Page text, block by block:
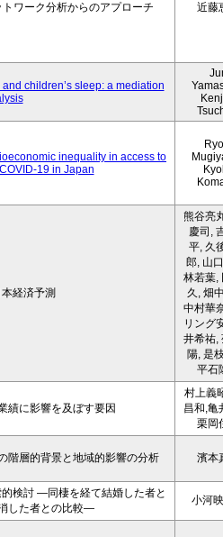
ワーク分析からのアプローチ 近藤
children’s sleep: a mediation
inequality in access to
19 in Japan
経済予測
熊谷亮
慶司,
平, 久
郎, 山
林若葉,
久, 畑
中村華
リング
井希祐,
陽, 是
平石
績に影響を及ぼす要因
村上義
昌和,亀
栗岡
階層的背景と地域的影響の分析 濱本
検討 ―同棲を経て結婚した者と
した者との比較―
小河